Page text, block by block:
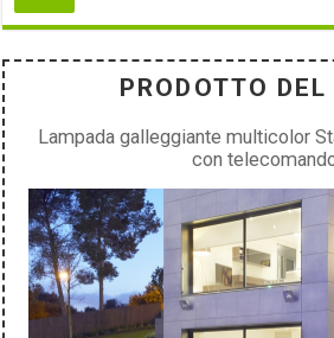
PRODOTTO DEL
Lampada galleggiante multicolor
con